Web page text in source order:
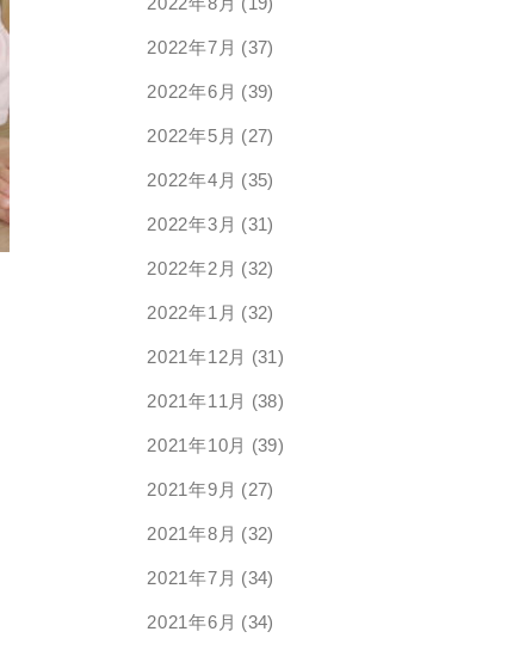
2022年7月 (37)
2022年6月 (39)
2022年5月 (27)
2022年4月 (35)
2022年3月 (31)
2022年2月 (32)
2022年1月 (32)
2021年12月 (31)
2021年11月 (38)
2021年10月 (39)
2021年9月 (27)
2021年8月 (32)
2021年7月 (34)
2021年6月 (34)